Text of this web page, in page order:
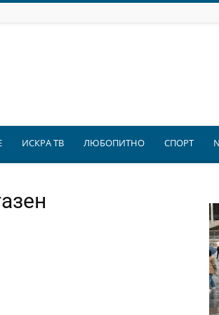
ИСКРА ТВ ЛЮБОПИТНО СПОРТ